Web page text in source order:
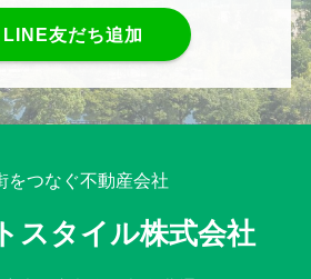
LINE友だち追加
をつなぐ不動産会社
スタイル株式会社